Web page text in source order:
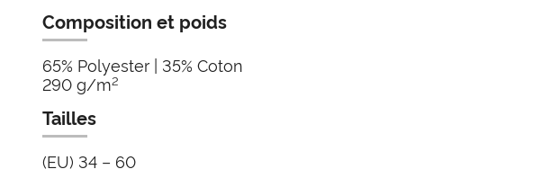
Composition et poids
65% Polyester | 35% Coton
290 g/m2
Tailles
(EU) 34 – 60